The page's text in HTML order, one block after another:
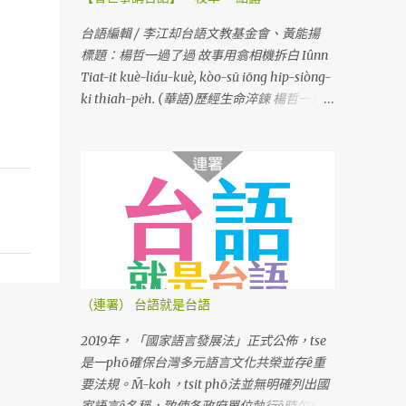
台語編輯 / 李江却台語文教基金會、黃能揚
標題：楊哲一過了過 故事用翕相機拆白 Iûnn
Tiat-it kuè-liáu-kuè, kòo-sū iōng hip-siòng-
ki thiah-pe̍h. (華語)歷經生命淬鍊 楊哲一用
（連署） 台語就是台語
2019年，「國家語言發展法」正式公佈，tse
是一phō確保台灣多元語言文化共榮並存ê重
要法規。M̄-koh，tsit phō法並無明確列出國